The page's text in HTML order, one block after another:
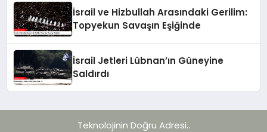
İsrail ve Hizbullah Arasındaki Gerilim:
Topyekun Savaşın Eşiğinde
İsrail Jetleri Lübnan’ın Güneyine
Saldırdı
Teknolojinin Doğru Adresi..